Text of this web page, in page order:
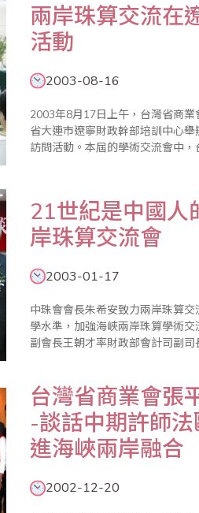
兩岸珠算交流在
活動
2003-08-16
2003年8月17日上午，台灣省商
省大連市遼寧財政幹部培訓中心
訪問活動。本屆的學術交流會中
21世紀是中國人
岸珠算交流會
2003-01-17
中珠會會長朱希安致力兩岸珠算交流功績卓著，省商
學水準，加強海峽兩岸珠算學術
副會長王朝才率財政部會計司副
台灣省商業會張
-談話中期許師
進海峽兩岸融合
2002-12-20